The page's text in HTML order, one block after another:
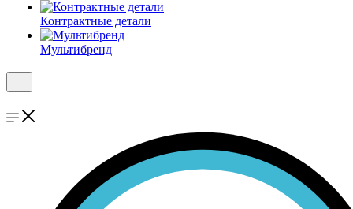
Контрактные детали
Мультибренд